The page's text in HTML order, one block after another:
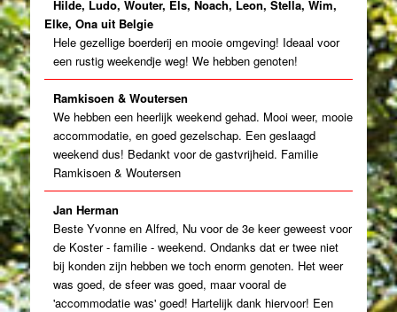
Hilde, Ludo, Wouter, Els, Noach, Leon, Stella, Wim,
Elke, Ona uit Belgie
Hele gezellige boerderij en mooie omgeving! Ideaal voor
een rustig weekendje weg! We hebben genoten!
Ramkisoen & Woutersen
We hebben een heerlijk weekend gehad. Mooi weer, mooie
accommodatie, en goed gezelschap. Een geslaagd
weekend dus! Bedankt voor de gastvrijheid. Familie
Ramkisoen & Woutersen
Jan Herman
Beste Yvonne en Alfred, Nu voor de 3e keer geweest voor
de Koster - familie - weekend. Ondanks dat er twee niet
bij konden zijn hebben we toch enorm genoten. Het weer
was goed, de sfeer was goed, maar vooral de
'accommodatie was' goed! Hartelijk dank hiervoor! Een